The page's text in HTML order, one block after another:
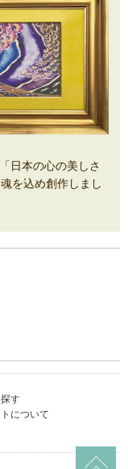
日本の心の美しさ
を込め創作しまし
す
について